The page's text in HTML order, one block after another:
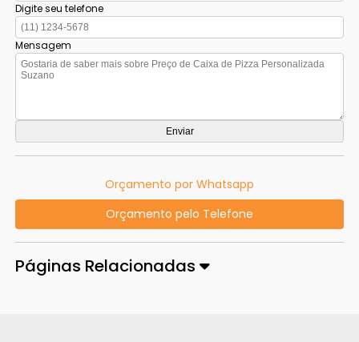
Digite seu telefone
Mensagem
Orçamento por Whatsapp
Orçamento pelo Telefone
Páginas Relacionadas